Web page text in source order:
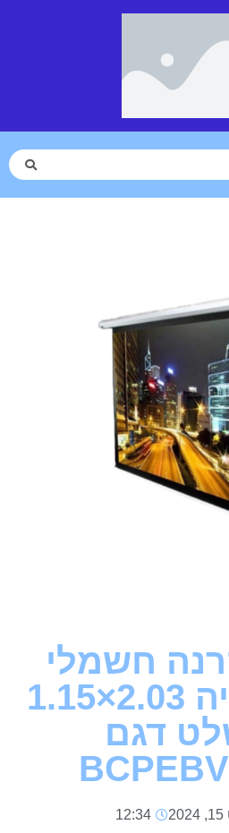
חשמלי
16:9 לתליה 2.03×1.15
דגם
12:34